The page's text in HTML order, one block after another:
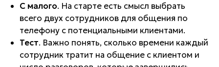
С малого. На старте есть смысл выбрать
всего двух сотрудников для общения по
телефону с потенциальными клиентами.
Тест. Важно понять, сколько времени каждый
сотрудник тратит на общение с клиентом и